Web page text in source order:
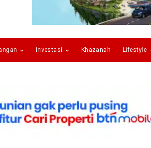
Investasi Khazanah Lifestyle